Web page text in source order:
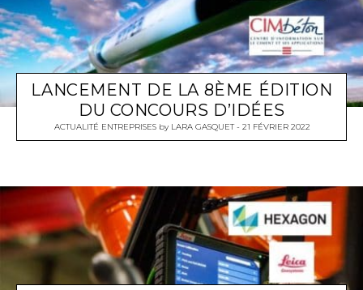
LANCEMENT DE LA 8ÈME ÉDITION
DU CONCOURS D’IDÉES
ACTUALITÉ ENTREPRISESby LARA GASQUET 21 FÉVRIER 2022